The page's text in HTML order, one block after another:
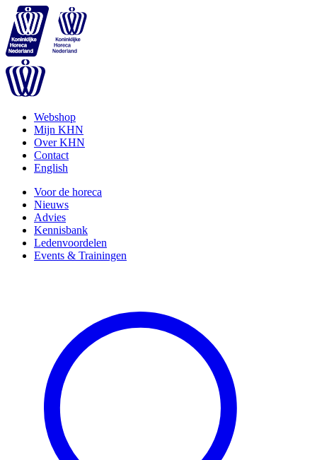
Webshop
Mijn KHN
Over KHN
Contact
English
Voor de horeca
Nieuws
Advies
Kennisbank
Ledenvoordelen
Events & Trainingen